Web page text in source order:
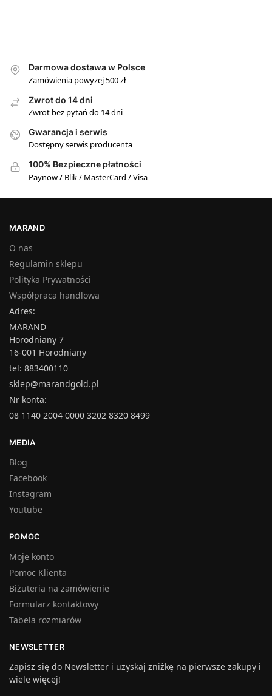
Darmowa dostawa w Polsce
Zamówienia powyżej 500 zł
Zwrot do 14 dni
Zwrot bez pytań do 14 dni
Gwarancja i serwis
Dostępny serwis producenta
100% Bezpieczne płatności
Paynow / Blik / MasterCard / Visa
MARAND
O nas
Regulamin sklepu
Polityka Prywatności
Współpraca handlowa
Adres:
MARAND
Horodniany 7
16-001 Horodniany
tel: 883400110
sklep@marandgold.pl
Nr konta:
08 1140 2004 0000 3202 8320 8499
MEDIA
Blog
Facebook
Instagram
Youtube
POMOC
Moje konto
Pomoc Klienta
Biżuteria na zamówienie
Formularz kontaktowy
Tabela rozmiarów
NEWSLETTER
Zapisz się do Newsletter i uzyskaj zniżkę na pierwsze zakupy i
wiele więcej!